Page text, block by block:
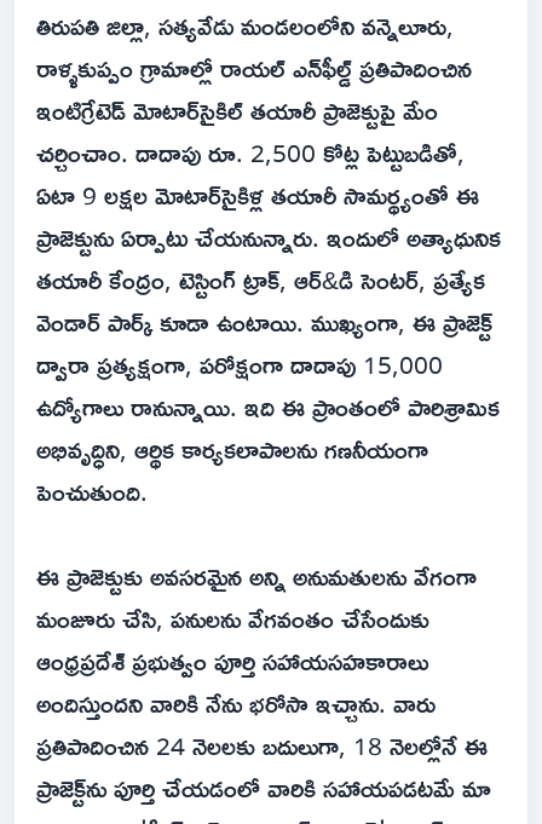
తిరుపతి జిల్లా, సత్యవేడు మండలంలోని వన్నెలూరు,
రాళ్ళకుప్పం గ్రామాల్లో రాయల్ ఎన్‌ఫీల్డ్ ప్రతిపాదించిన
ఇంటిగ్రేటెడ్ మోటార్‌సైకిల్ తయారీ ప్రాజెక్టుపై మేం
చర్చించాం. దాదాపు రూ. 2,500 కోట్ల పెట్టుబడితో,
ఏటా 9 లక్షల మోటార్‌సైకిళ్ల తయారీ సామర్థ్యంతో ఈ
ప్రాజెక్టును ఏర్పాటు చేయనున్నారు. ఇందులో అత్యాధునిక
తయారీ కేంద్రం, టెస్టింగ్ ట్రాక్, ఆర్&డి సెంటర్, ప్రత్యేక
వెండార్ పార్క్ కూడా ఉంటాయి. ముఖ్యంగా, ఈ ప్రాజెక్ట్
ద్వారా ప్రత్యక్షంగా, పరోక్షంగా దాదాపు 15,000
ఉద్యోగాలు రానున్నాయి. ఇది ఈ ప్రాంతంలో పారిశ్రామిక
అభివృద్ధిని, ఆర్థిక కార్యకలాపాలను గణనీయంగా
పెంచుతుంది.
ఈ ప్రాజెక్టుకు అవసరమైన అన్ని అనుమతులను వేగంగా
మంజూరు చేసి, పనులను వేగవంతం చేసేందుకు
ఆంధ్రప్రదేశ్ ప్రభుత్వం పూర్తి సహాయసహకారాలు
అందిస్తుందని వారికి నేను భరోసా ఇచ్చాను. వారు
ప్రతిపాదించిన 24 నెలలకు బదులుగా, 18 నెలల్లోనే ఈ
ప్రాజెక్ట్‌ను పూర్తి చేయడంలో వారికి సహాయపడటమే మా